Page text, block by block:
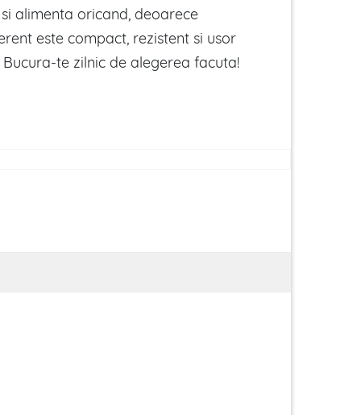
alimenta oricand, deoarece
este compact, rezistent si usor
te zilnic de alegerea facuta!